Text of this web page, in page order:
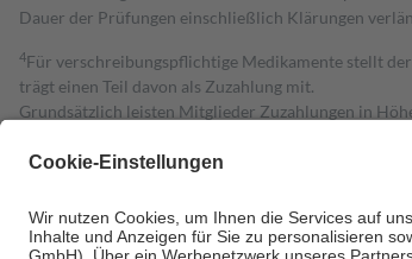
Dauer der Prüfungen einschließlich Klärungen
4Für verschreibungspflichtige Medikamente stellt
trägt einen Teil davon als Zuzahlung mit.
Grundsätzlich leisten Mitglieder Zuzahlungen in
Diese Regeln gelten grundsätzlich auch für Online-
Um das Engagement der Versicherten für ihre
• Kindern und Jugendlichen bis zum vollendeten